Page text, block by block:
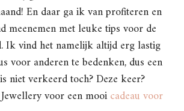
En daar ga ik van profiteren en
meenemen met leuke tips voor de
Ik vind het namelijk altijd erg lastig
voor anderen te bedenken, dus een
niet verkeerd toch? Deze keer?
voor een mooicadeau voor